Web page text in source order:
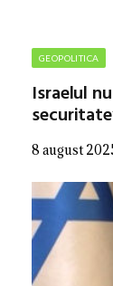
GEOPOLITICA
Israelul
8 august